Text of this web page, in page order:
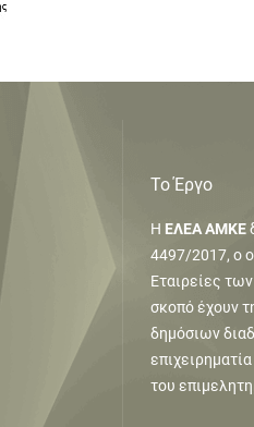
Το Έργο
Η ΕΛΕΑ ΑΜΚΕ
4497/2017, ο
Εταιρείες
σκοπό έχουν
δημόσιων
του